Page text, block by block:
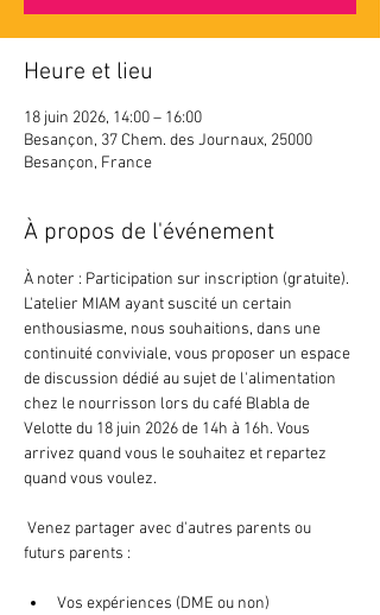
Heure et lieu
18 juin 2026, 14:00 – 16:00
Besançon, 37 Chem. des Journaux, 25000
Besançon, France
À propos de l'événement
À noter : Participation sur inscription (gratuite).
L'atelier MIAM ayant suscité un certain
enthousiasme, nous souhaitions, dans une
continuité conviviale, vous proposer un espace
de discussion dédié au sujet de l'alimentation
chez le nourrisson lors du café Blabla de
Velotte du 18 juin 2026 de 14h à 16h. Vous
arrivez quand vous le souhaitez et repartez
quand vous voulez.
Venez partager avec d'autres parents ou
futurs parents :
Vos expériences (DME ou non)